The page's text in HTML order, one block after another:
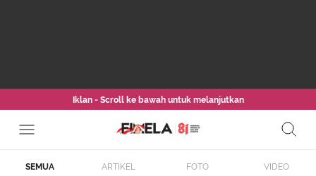
Iklan - Scroll ke bawah untuk melanjutkan
SEMUA ARTIKEL FOTO VIDEO